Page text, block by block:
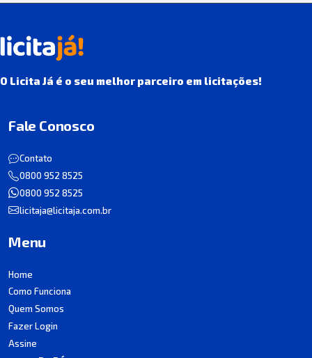
O Licita Já é o seu melhor parceiro em licitações!
Fale Conosco
Contato
0800 952 8525
0800 952 8525
licitaja@licitaja.com.br
Menu
Home
Como Funciona
Quem Somos
Fazer Login
Assine